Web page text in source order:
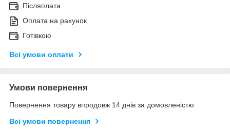
Післяплата
Оплата на рахунок
Готівкою
Всі умови оплати
Умови повернення
Повернення товару впродовж 14 днів за домовленістю
Всі умови повернення